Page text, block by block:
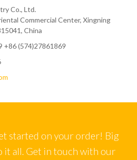
Co., Ltd.
Commercial Center, Xingning
China
+86 (574)27861869
started on your order! Big
it all. Get in touch with our